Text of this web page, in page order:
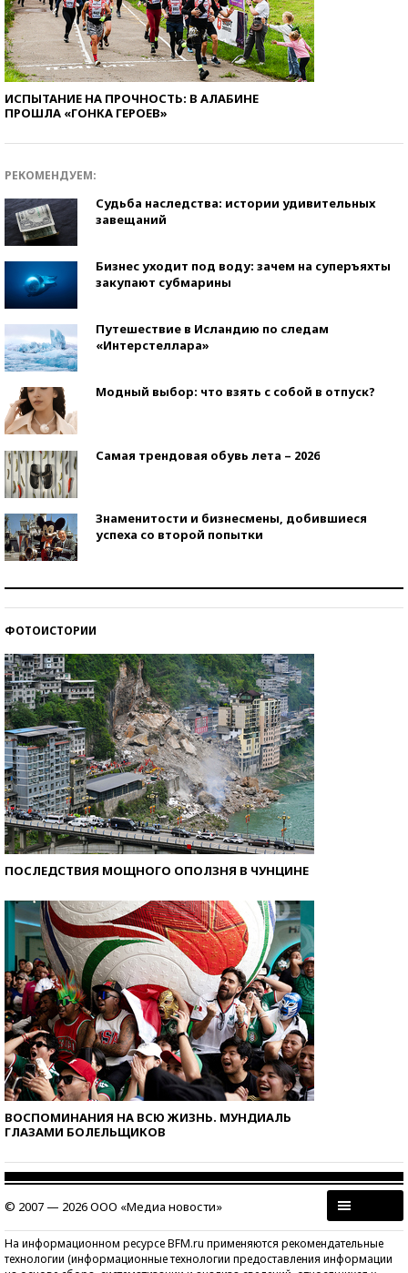
ИСПЫТАНИЕ НА ПРОЧНОСТЬ: В АЛАБИНЕ
ПРОШЛА «ГОНКА ГЕРОЕВ»
РЕКОМЕНДУЕМ:
Судьба наследства: истории удивительных
завещаний
Бизнес уходит под воду: зачем на суперъяхты
закупают субмарины
Путешествие в Исландию по следам
«Интерстеллара»
Модный выбор: что взять с собой в отпуск?
Самая трендовая обувь лета – 2026
Знаменитости и бизнесмены, добившиеся
успеха со второй попытки
ФОТОИСТОРИИ
ПОСЛЕДСТВИЯ МОЩНОГО ОПОЛЗНЯ В ЧУНЦИНЕ
ВОСПОМИНАНИЯ НА ВСЮ ЖИЗНЬ. МУНДИАЛЬ
ГЛАЗАМИ БОЛЕЛЬЩИКОВ
© 2007 — 2026 ООО «Медиа новости»
На информационном ресурсе BFM.ru применяются рекомендательные
технологии (информационные технологии предоставления информации